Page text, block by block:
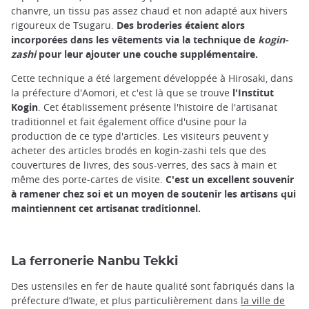
chanvre, un tissu pas assez chaud et non adapté aux hivers
rigoureux de Tsugaru. Des broderies étaient alors
incorporées dans les vêtements via la technique de kogin-
zashipour leur ajouter une couche supplémentaire.
Cette technique a été largement développée à Hirosaki, dans
la préfecture d'Aomori, et c'est là que se trouve l'Institut
Kogin. Cet établissement présente l'histoire de l'artisanat
traditionnel et fait également office d'usine pour la
production de ce type d'articles. Les visiteurs peuvent y
acheter des articles brodés en kogin-zashi tels que des
couvertures de livres, des sous-verres, des sacs à main et
même des porte-cartes de visite. C'est un excellent souvenir
à ramener chez soi et un moyen de soutenir les artisans qui
maintiennent cet artisanat traditionnel.
La ferronerie Nanbu Tekki
Des ustensiles en fer de haute qualité sont fabriqués dans la
préfecture d’Iwate, et plus particulièrement dans la ville de